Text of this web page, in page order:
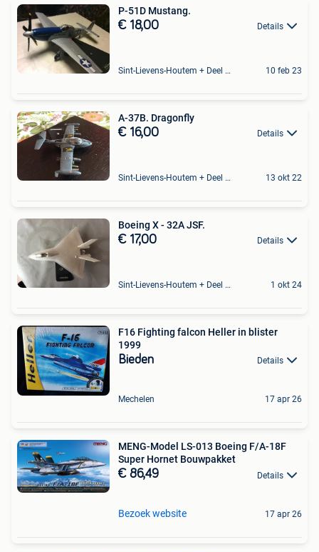
P-51D Mustang.
€ 18,00 Details
Sint-Lievens-Houtem + Deel Oombergen 10 feb 23
A-37B. Dragonfly
€ 16,00 Details
Sint-Lievens-Houtem + Deel Oombergen 13 okt 22
Boeing X - 32A JSF.
€ 17,00 Details
Sint-Lievens-Houtem + Deel Oombergen 1 okt 24
F16 Fighting falcon Heller in blister
1999
Bieden Details
Mechelen 17 apr 26
MENG-Model LS-013 Boeing F/A-18F
Super Hornet Bouwpakket
€ 86,49 Details
Bezoek website 17 apr 26